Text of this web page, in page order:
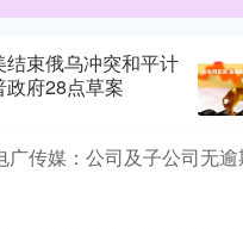
结束俄乌冲突和平计
府28点草案
广传媒：公司及子公司无逾